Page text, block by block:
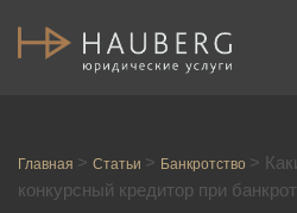
Главная > Статьи > Банкротство >
конкурсный кредитор при